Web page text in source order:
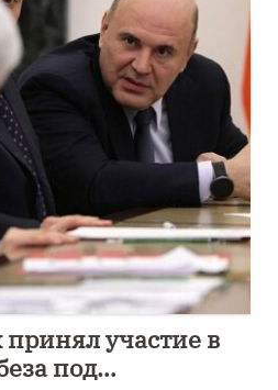
участие в
под